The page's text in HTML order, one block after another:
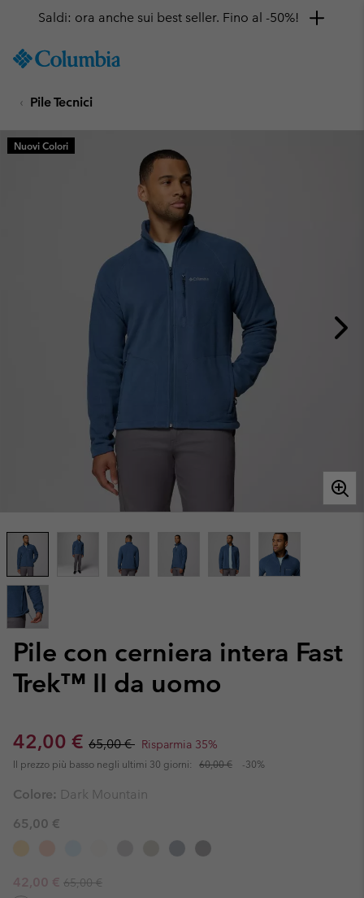
TO
SKIP
MAIN
NAV
Saldi: ora anche sui best seller. Fino al -50%!
Pile Tecnici
Pile con cerniera intera Fast
Trek™ II da uomo
Sale price:
42,00 € Regular price:
65,00 € Risparmia 35%
Il prezzo più basso negli ultimi 30 giorni: 60,00 € -30%
Nuovi Colori
Colore: Dark Mountain
65,00 €
Sale price:
42,00 € Regular price:
65,00 €